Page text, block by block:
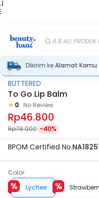
|
8.8 ALL PRODUK
Dikirim keAlamat Kamu
BUTTERED
To Go Lip Balm
0 No Review
Rp46.800
Rp78.000 -40%
BPOM Certified No.
Color:
Lychee